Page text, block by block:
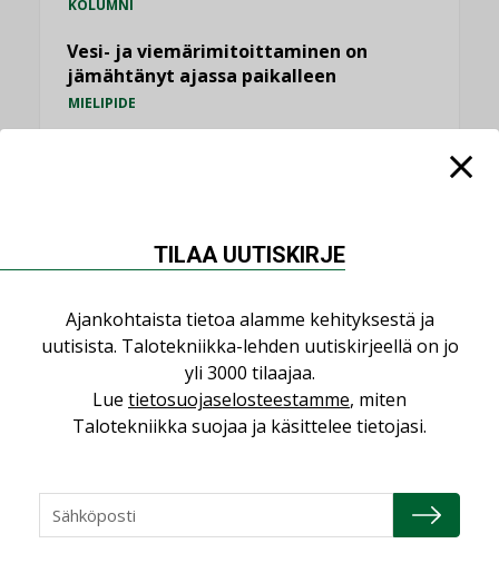
KOLUMNI
Vesi- ja viemärimitoittaminen on
jämähtänyt ajassa paikalleen
MIELIPIDE
NIMITYKSET
NIMITYKSET
Granlund Oy
TILAA UUTISKIRJE
Ajankohtaista tietoa alamme kehityksestä ja
uutisista. Talotekniikka-lehden uutiskirjeellä on jo
yli 3000 tilaajaa.
Lue tietosuojaselosteestamme, miten
Talotekniikka suojaa ja käsittelee tietojasi.